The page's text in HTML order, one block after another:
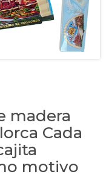
madera
Cada
motivo